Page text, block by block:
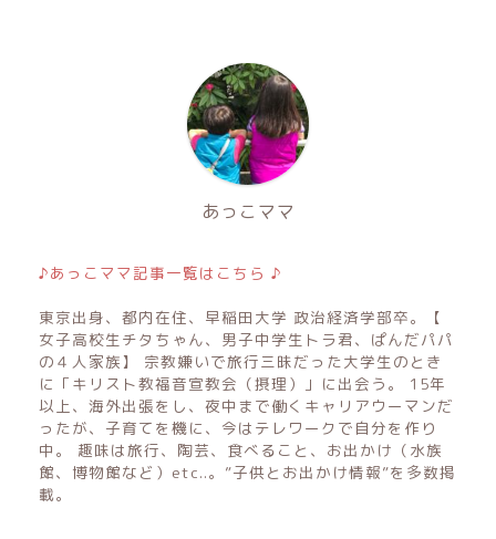
あっこママ
♪あっこママ記事一覧はこちら ♪
東京出身、都内在住、早稲田大学 政治経済学部卒。【
女子高校生チタちゃん、男子中学生トラ君、ぱんだパパ
の４人家族】 宗教嫌いで旅行三昧だった大学生のとき
に「キリスト教福音宣教会（摂理）」に出会う。 15年
以上、海外出張をし、夜中まで働くキャリアウーマンだ
ったが、子育てを機に、今はテレワークで自分を作り
中。 趣味は旅行、陶芸、食べること、お出かけ（水族
館、博物館など）etc..。”子供とお出かけ情報”を多数掲
載。